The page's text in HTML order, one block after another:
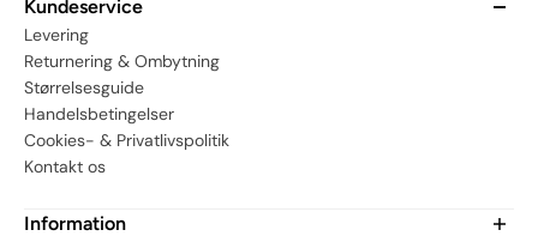
Kundeservice
Levering
Returnering & Ombytning
Størrelsesguide
Handelsbetingelser
Cookies- & Privatlivspolitik
Kontakt os
Information